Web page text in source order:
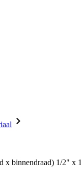
x binnendraad) 1/2" x